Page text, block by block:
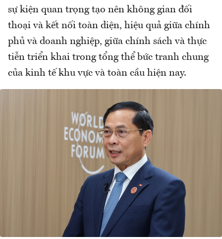
sự kiện quan trọng tạo nên không gian đối
thoại và kết nối toàn diện, hiệu quả giữa chính
phủ và doanh nghiệp, giữa chính sách và thực
tiễn triển khai trong tổng thể bức tranh chung
của kinh tế khu vực và toàn cầu hiện nay.